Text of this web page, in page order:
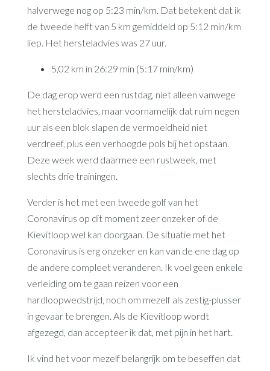
halverwege nog op 5:23 min/km. Dat betekent dat ik
de tweede helft van 5 km gemiddeld op 5:12 min/km
liep. Het hersteladvies was 27 uur.
5,02 km in 26:29 min (5:17 min/km)
De dag erop werd een rustdag, niet alleen vanwege
het hersteladvies, maar voornamelijk dat ruim negen
uur als een blok slapen de vermoeidheid niet
verdreef, plus een verhoogde pols bij het opstaan.
Deze week werd daarmee een rustweek, met
slechts drie trainingen.
Verder is het met een tweede golf van het
Coronavirus op dit moment zeer onzeker of de
Kievitloop wel kan doorgaan. De situatie met het
Coronavirus is erg onzeker en kan van de ene dag op
de andere compleet veranderen. Ik voel geen enkele
verleiding om te gaan reizen voor een
hardloopwedstrijd, noch om mezelf als zestig-plusser
in gevaar te brengen. Als de Kievitloop wordt
afgezegd, dan accepteer ik dat, met pijn in het hart.
Ik vind het voor mezelf belangrijk om te beseffen dat